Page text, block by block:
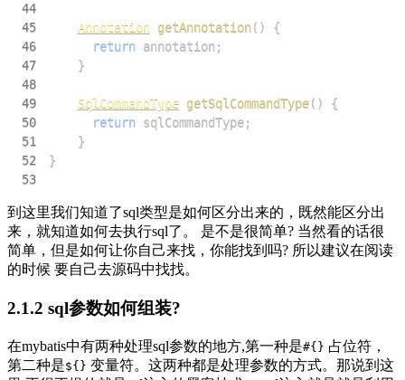
44
45
Annotation getAnnotation( )
{
46
return annotation ;
47
}
48
49
SqlCommandType getSqlCommandType( )
{
50
return sqlCommandType;
51
}
52
}
53
到这里我们知道了sql类型是如何区分出来的，既然能区分出
来，就知道如何去执行sql了。 是不是很简单? 当然看的话很
简单，但是如何让你自己来找，你能找到吗? 所以建议在阅读
的时候 要自己去源码中找找。
2.1.2 sql参数如何组装?
在mybatis中有两种处理sql参数的地方,第一种是#{} 占位符，
第二种是${} 变量符。这两种都是处理参数的方式。那说到这